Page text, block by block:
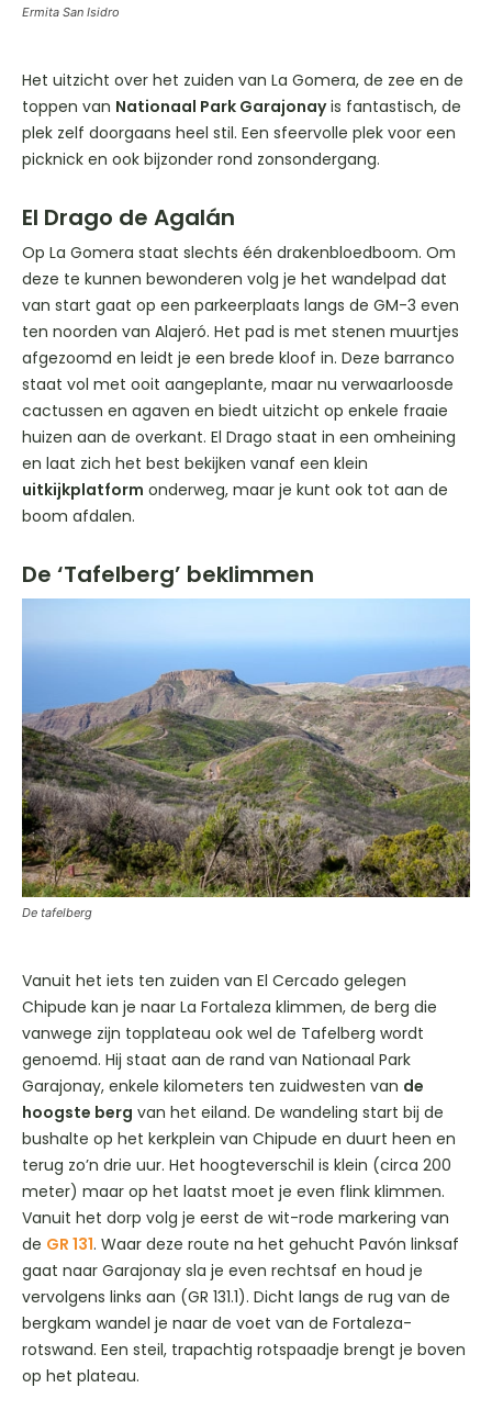
Ermita San Isidro
Het uitzicht over het zuiden van La Gomera, de zee en de
toppen van Nationaal Park Garajonayis fantastisch, de
plek zelf doorgaans heel stil. Een sfeervolle plek voor een
picknick en ook bijzonder rond zonsondergang.
El Drago de Agalán
Op La Gomera staat slechts één drakenbloedboom. Om
deze te kunnen bewonderen volg je het wandelpad dat
van start gaat op een parkeerplaats langs de GM-3 even
ten noorden van Alajeró. Het pad is met stenen muurtjes
afgezoomd en leidt je een brede kloof in. Deze barranco
staat vol met ooit aangeplante, maar nu verwaarloosde
cactussen en agaven en biedt uitzicht op enkele fraaie
huizen aan de overkant. El Drago staat in een omheining
en laat zich het best bekijken vanaf een klein
uitkijkplatform onderweg, maar je kunt ook tot aan de
boom afdalen.
De ‘Tafelberg’ beklimmen
De tafelberg
Vanuit het iets ten zuiden van El Cercado gelegen
Chipude kan je naar La Fortaleza klimmen, de berg die
vanwege zijn topplateau ook wel de Tafelberg wordt
genoemd. Hij staat aan de rand van Nationaal Park
Garajonay, enkele kilometers ten zuidwesten van de
hoogste berg van het eiland. De wandeling start bij de
bushalte op het kerkplein van Chipude en duurt heen en
terug zo’n drie uur. Het hoogteverschil is klein (circa 200
meter) maar op het laatst moet je even flink klimmen.
Vanuit het dorp volg je eerst de wit-rode markering van
de GR 131. Waar deze route na het gehucht Pavón linksaf
gaat naar Garajonay sla je even rechtsaf en houd je
vervolgens links aan (GR 131.1). Dicht langs de rug van de
bergkam wandel je naar de voet van de Fortaleza-
rotswand. Een steil, trapachtig rotspaadje brengt je boven
op het plateau.